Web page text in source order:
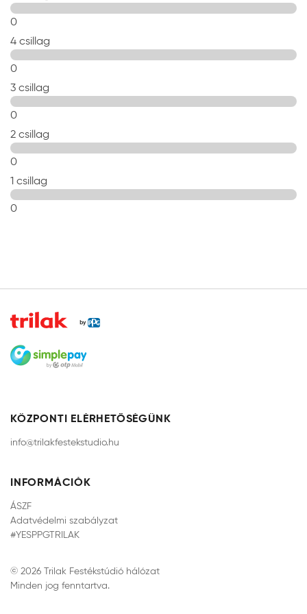
A matt zománcfestékek különösen érzékenyek a
felület hibáira és a megfelelő ecsetkezelésre. A
visszajavítani nem szabad. Amennyiben hibát talál
a felületben a száradás után, a teljes tagozatot
szóróberendezéssel lehet elérni.
0
4 csillag
0
3 csillag
0
2 csillag
0
1 csillag
0
KÖZPONTI ELÉRHETŐSÉGÜNK
info@trilakfestekstudio.hu
INFORMÁCIÓK
ÁSZF
Adatvédelmi szabályzat
#YESPPGTRILAK
© 2026 Trilak Festékstúdió hálózat
Minden jog fenntartva.